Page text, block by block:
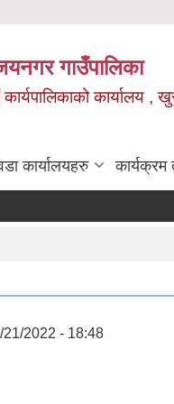
गाउँपालिका
कार्यपालिकाको कार्यालय ,
कार्यालयहरु कार्यक्रम
21/2022 - 18:48